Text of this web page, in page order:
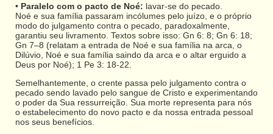
• Paralelo com o pacto de Noé: lavar-se do pecado.
Noé e sua família passaram incólumes pelo juízo, e o próprio
modo do julgamento contra o pecado, paradoxalmente,
garantiu seu livramento. Textos sobre isso: Gn 6: 8; Gn 6: 18;
Gn 7–8 (relatam a entrada de Noé e sua família na arca, o
Dilúvio, Noé e sua família saindo da arca e o altar erguido a
Deus por Noé); 1 Pe 3: 18-22.
Semelhantemente, o crente passa pelo julgamento contra o
pecado sendo lavado pelo sangue de Cristo e experimentando
o poder da Sua ressurreição. Sua morte representa para nós
o estabelecimento do novo pacto e da nossa entrada pessoal
nos seus benefícios.